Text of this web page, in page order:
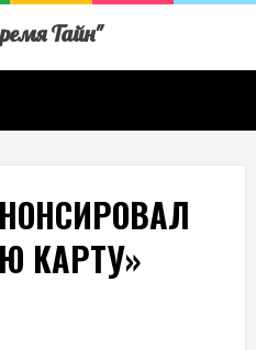
Тайн"
КАРТУ»